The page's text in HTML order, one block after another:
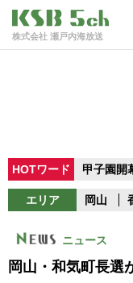
株式会社 瀬戸内海放送
HOTワード 甲子園開
エリア 岡山
ニュース
岡山・和気町長